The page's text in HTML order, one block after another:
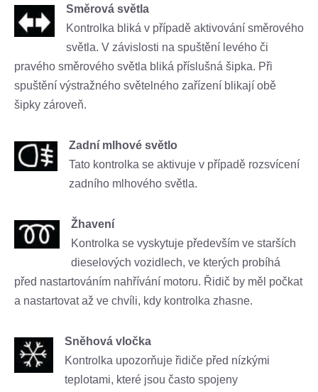
Směrová světla
Kontrolka bliká v případě aktivování směrového
světla. V závislosti na spuštění levého či
pravého směrového světla bliká příslušná šipka. Při
spuštění výstražného světelného zařízení blikají obě
šipky zároveň.
Zadní mlhové světlo
Tato kontrolka se aktivuje v případě rozsvícení
zadního mlhového světla.
Žhavení
Kontrolka se vyskytuje především ve starších
dieselových vozidlech, ve kterých probíhá
před nastartováním nahřívání motoru. Řidič by měl počkat
a nastartovat až ve chvíli, kdy kontrolka zhasne.
Sněhová vločka
Kontrolka upozorňuje řidiče před nízkými
teplotami, které jsou často spojeny